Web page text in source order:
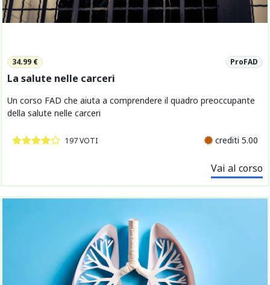
34.99 € ProFAD
La salute nelle carceri
Un corso FAD che aiuta a comprendere il quadro preoccupante
della salute nelle carceri
197 VOTI crediti 5.00
Vai al corso